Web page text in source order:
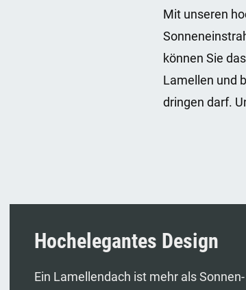
Mit unseren
können Sie
Lamellen und
dringen darf.
Hochelegantes Design
Ein Lamellendach ist mehr als